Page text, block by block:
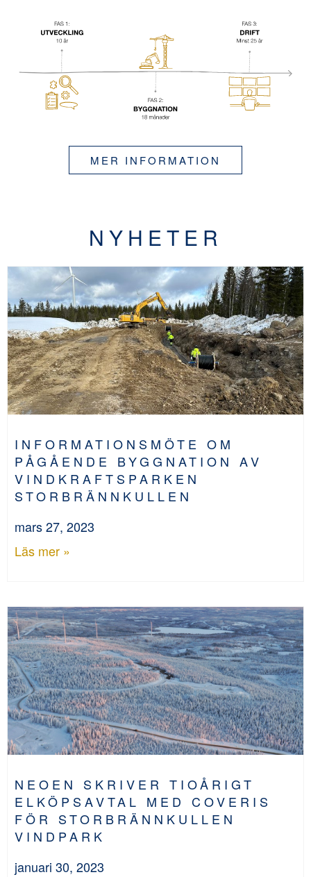
MER INFORMATION
NYHETER
INFORMATIONSMÖTE OM
PÅGÅENDE BYGGNATION AV
VINDKRAFTSPARKEN
STORBRÄNNKULLEN
mars 27, 2023
Läs mer »
NEOEN SKRIVER TIOÅRIGT
ELKÖPSAVTAL MED COVERIS
FÖR STORBRÄNNKULLEN
VINDPARK
januari 30, 2023